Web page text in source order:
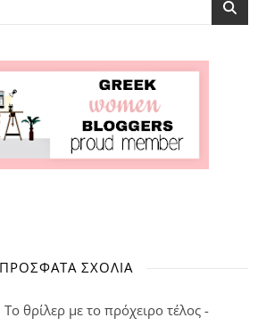
ΠΡΌΣΦΑΤΑ ΣΧΌΛΙΑ
θρίλερ με το πρόχειρο τέλος -